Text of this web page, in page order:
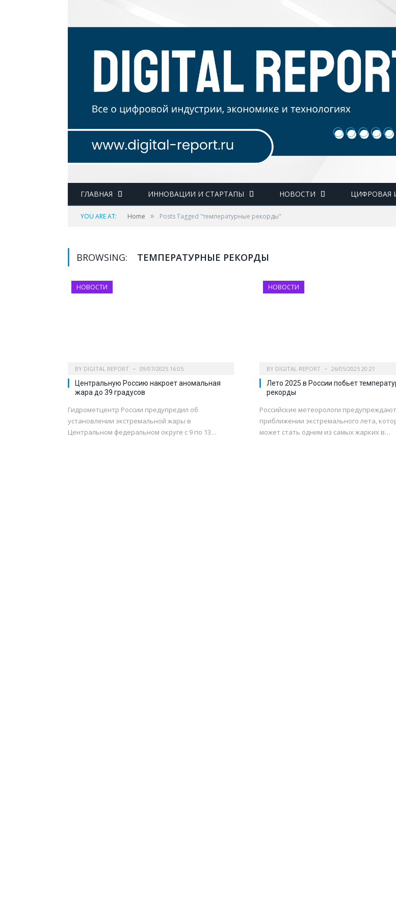
ГЛАВНАЯ ИННОВАЦИИ И СТАРТАПЫ НОВОСТИ ЦИФРОВАЯ
YOU ARE AT: Home » Posts Tagged "температурные рекорды"
BROWSING: ТЕМПЕРАТУРНЫЕ РЕКОРДЫ
НОВОСТИ
BY DIGITAL REPORT 09/07/2025 16:05
Центральную Россию накроет аномальная
жара до 39 градусов
Гидрометцентр России предупредил об
установлении экстремальной жары в
Центральном федеральном округе с 9 по 13…
НОВОСТИ
BY DIGITAL REPORT 26/05/2025 20:21
Лето 2025 в России побьет
рекорды
Российские метеорологи
приближении экстремального лета,
может стать одним из самых жарких в…